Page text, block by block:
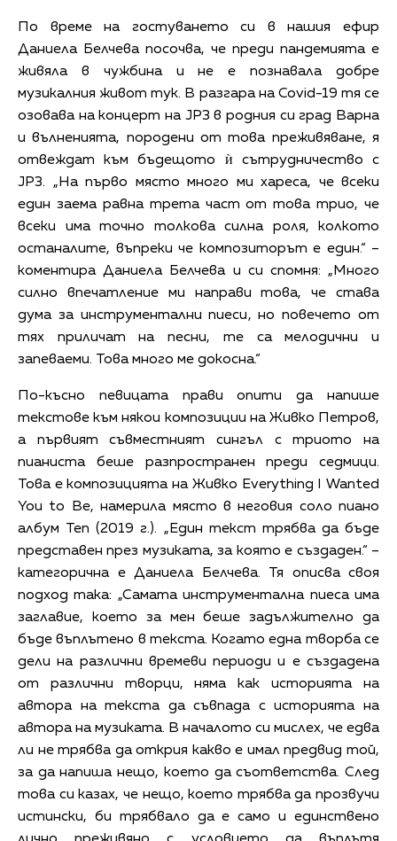
По време на гостуването си в нашия ефир
Даниела Белчева посочва, че преди пандемията е
живяла в чужбина и не е познавала добре
музикалния живот тук. В разгара на Covid-19 тя се
озовава на концерт на JP3 в родния си град Варна
и вълненията, породени от това преживяване, я
отвеждат към бъдещото ѝ сътрудничество с
JP3. „На първо място много ми хареса, че всеки
един заема равна трета част от това трио, че
всеки има точно толкова силна роля, колкото
останалите, въпреки че композиторът е един.“ –
коментира Даниела Белчева и си спомня: „Много
силно впечатление ми направи това, че става
дума за инструментални пиеси, но повечето от
тях приличат на песни, те са мелодични и
запеваеми. Това много ме докосна.“
По-късно певицата прави опити да напише
текстове към някои композиции на Живко Петров,
а първият съвместният сингъл с триото на
пианиста беше разпространен преди седмици.
Това е композицията на Живко Everything I Wanted
You to Be, намерила място в неговия соло пиано
албум Ten (2019 г.). „Един текст трябва да бъде
представен през музиката, за която е създаден.“ –
категорична е Даниела Белчева. Тя описва своя
подход така: „Самата инструментална пиеса има
заглавие, което за мен беше задължително да
бъде въплътено в текста. Когато една творба се
дели на различни времеви периоди и е създадена
от различни творци, няма как историята на
автора на текста да съвпада с историята на
автора на музиката. В началото си мислех, че едва
ли не трябва да открия какво е имал предвид той,
за да напиша нещо, което да съответства. След
това си казах, че нещо, което трябва да прозвучи
истински, би трябвало да е само и единствено